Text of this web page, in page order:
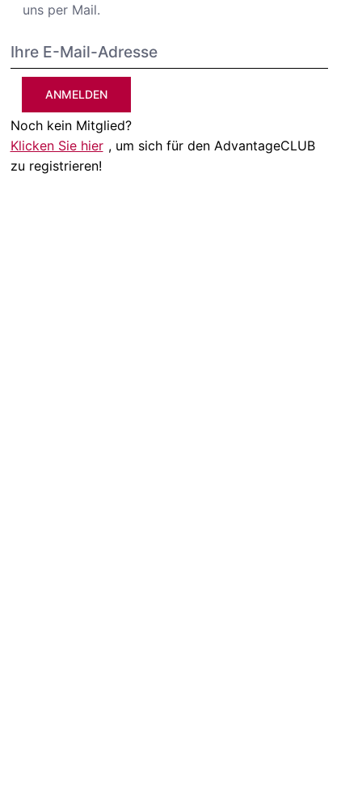
uns per Mail.
ANMELDEN
Noch kein Mitglied?
Klicken Sie hier , um sich für den AdvantageCLUB
zu registrieren!